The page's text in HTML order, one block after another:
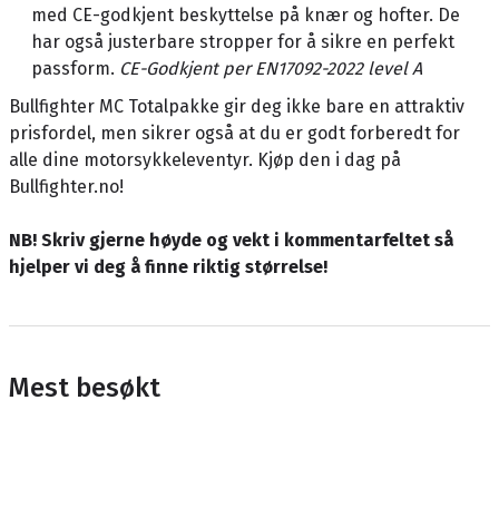
med CE-godkjent beskyttelse på knær og hofter. De
har også justerbare stropper for å sikre en perfekt
passform. CE-Godkjent per EN17092-2022 level A
Bullfighter MC Totalpakke gir deg ikke bare en attraktiv
prisfordel, men sikrer også at du er godt forberedt for
alle dine motorsykkeleventyr. Kjøp den i dag på
Bullfighter.no!
NB! Skriv gjerne høyde og vekt i kommentarfeltet så
hjelper vi deg å finne riktig størrelse!
Mest besøkt